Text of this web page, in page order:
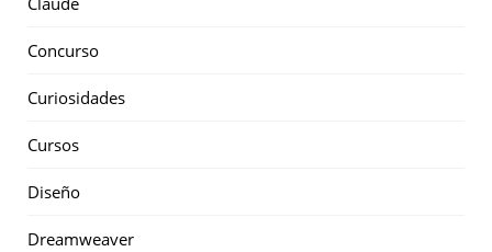
Concurso
Curiosidades
Cursos
Diseño
Dreamweaver